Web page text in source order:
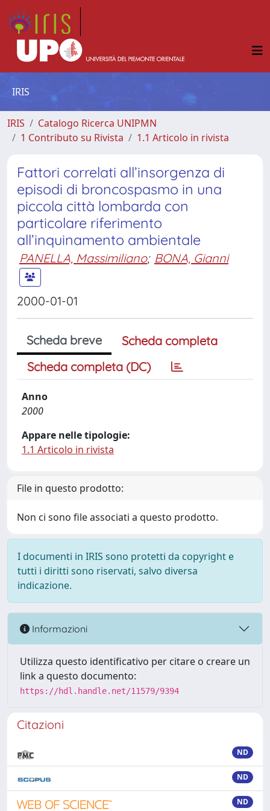
IRIS
IRIS
Catalogo Ricerca UNIPMN
1 Contributo su Rivista
1.1 Articolo in rivista
Fattori correlati all’insorgenza di
episodi di broncospasmo in una
piccola città lombarda con
particolare riferimento
all’inquinamento ambientale
PANELLA, Massimiliano; BONA, Gianni
2000-01-01
Scheda breve
Scheda completa
Scheda completa (DC)
Anno
2000
Appare nelle tipologie:
1.1 Articolo in rivista
File in questo prodotto:
Non ci sono file associati a questo prodotto.
I documenti in IRIS sono protetti da copyright e
tutti i diritti sono riservati, salvo diversa
indicazione.
Informazioni
Utilizza questo identificativo per citare o creare un
link a questo documento:
https://hdl.handle.net/11579/9394
Citazioni
ND
ND
ND